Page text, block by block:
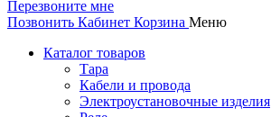
Перезвоните мне
Позвонить Кабинет Корзина Меню
Каталог товаров
Тара
Кабели и провода
Электроустановочные изделия